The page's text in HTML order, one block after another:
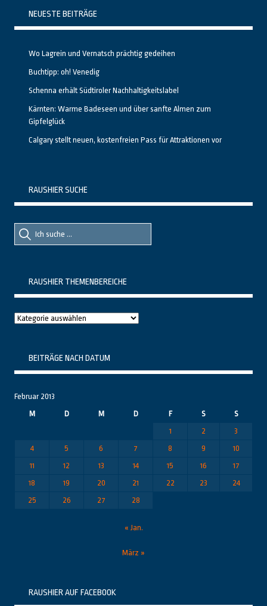
NEUESTE BEITRÄGE
Wo Lagrein und Vernatsch prächtig gedeihen
Buchtipp: oh! Venedig
Schenna erhält Südtiroler Nachhaltigkeitslabel
Kärnten: Warme Badeseen und über sanfte Almen zum
Gipfelglück
Calgary stellt neuen, kostenfreien Pass für Attraktionen vor
RAUSHIER SUCHE
Suche
nach::
Suche
nach:
RAUSHIER THEMENBEREICHE
Raushier
BEITRÄGE NACH DATUM
Februar 2013
M
D M D F S
S
1
2
3
4
5 6 7 8 9
10
11
12 13 14 15 16
17
18
19 20 21 22 23
24
25
26 27 28
« Jan.
März »
RAUSHIER AUF FACEBOOK